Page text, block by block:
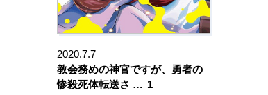
2020.7.7
教会務めの神官ですが、勇者の
惨殺死体転送さ … 1